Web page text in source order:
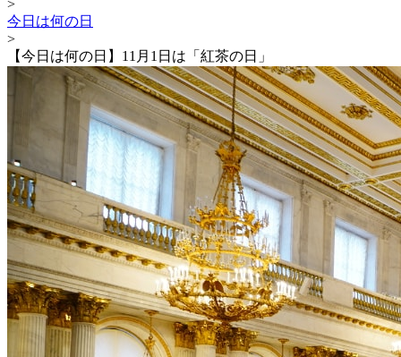
>
今日は何の日
>
【今日は何の日】11月1日は「紅茶の日」